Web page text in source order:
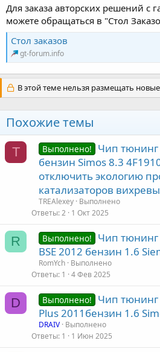
Для заказа авторских решений с
можете обращаться в "Стол
Стол заказов
gt-forum.info
В этой теме нельзя размещать
Похожие темы
T Выполнено!
Чип тюнинг
бензин Simos 8.3
отключить экологию
катализаторов
TREAlexey Выполнено
Ответы 2 1 Окт 2025
R Выполнено!
Чип тюнинг
BSE 2012 бензин 1.6
RomYch Выполнено
Ответы 1 4 Фев 2025
D Выполнено!
Чип тюнинг
Plus 2011бензин 1.6
DRAIV Выполнено
Ответы 1 1 Июн 2025